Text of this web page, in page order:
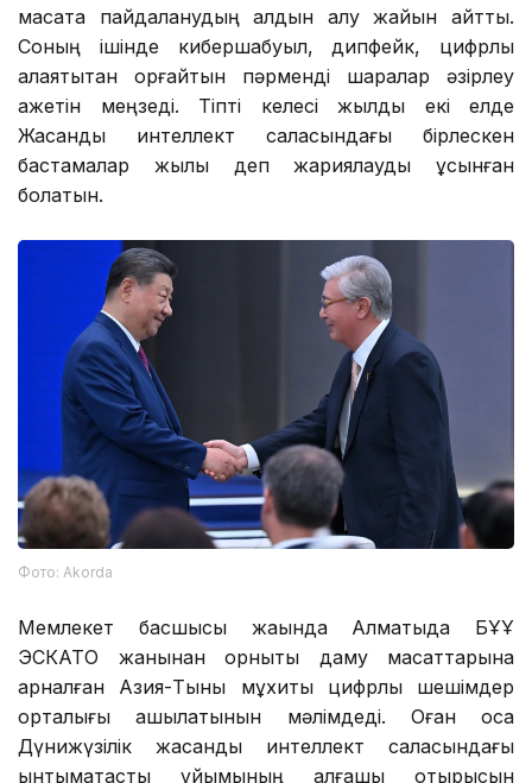
мақсатқа пайдаланудың алдын алу жайын айтты.
Соның ішінде кибершабуыл, дипфейк, цифрлық
алаяқтықтан қорғайтын пәрменді шаралар әзірлеу
қажетін меңзеді. Тіпті келесі жылды екі елде
Жасанды интеллект саласындағы бірлескен
бастамалар жылы деп жариялауды ұсынған
болатын.
Фото: Аkorda
Мемлекет басшысы жақында Алматыда БҰҰ
ЭСКАТО жанынан орнықты даму мақсаттарына
арналған Азия-Тынық мұхиты цифрлық шешімдер
орталығы ашылатынын мәлімдеді. Оған қоса
Дүнижүзілік жасанды интеллект саласындағы
ынтымақтастық ұйымының алғашқы отырысын